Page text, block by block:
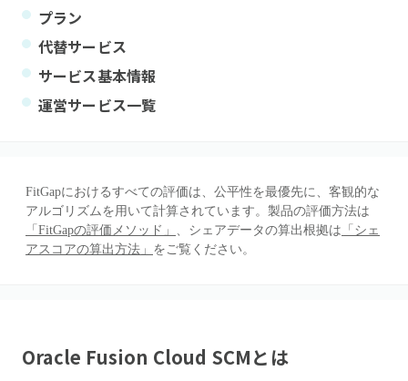
プラン
代替サービス
サービス基本情報
運営サービス一覧
FitGapにおけるすべての評価は、公平性を最優先に、客観的な
アルゴリズムを用いて計算されています。製品の評価方法は
「FitGapの評価メソッド」 、シェアデータの算出根拠は 「シェ
アスコアの算出方法」 をご覧ください。
Oracle Fusion Cloud SCMとは